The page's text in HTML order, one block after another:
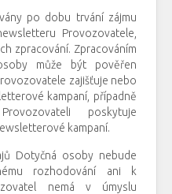
po dobu trvání zájmu
Provozovatele,
zpracování. Zpracováním
může být pověřen
zajišťuje nebo
kampaní, případně
poskytuje
kampaní.
Dotyčná osoby nebude
rozhodování ani k
nemá v úmyslu